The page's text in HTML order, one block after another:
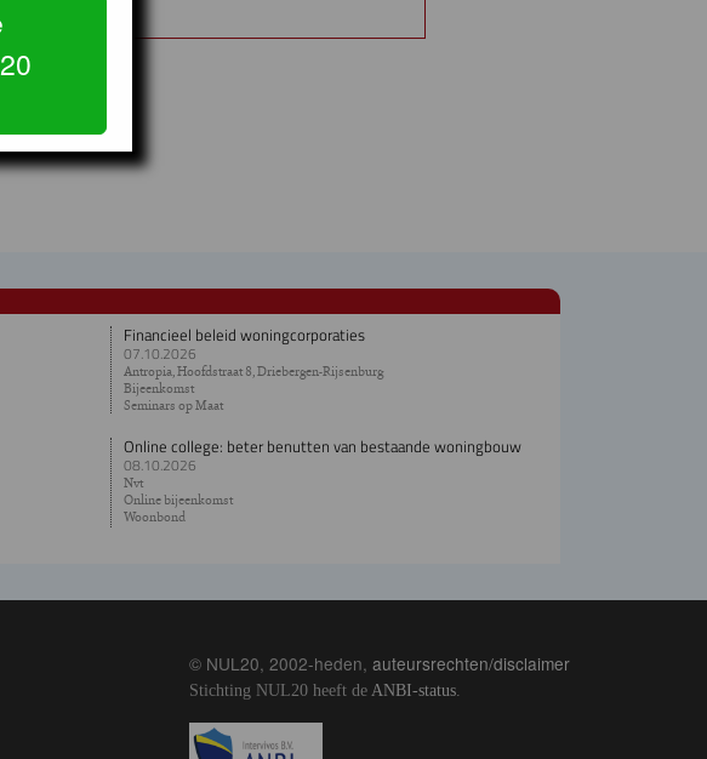
Financieel beleid woningcorporaties
07.10.2026
Antropia, Hoofdstraat 8, Driebergen-Rijsenburg
Bijeenkomst
Seminars op Maat
Online college: beter benutten van bestaande woningbouw
08.10.2026
Nvt
Online bijeenkomst
Woonbond
© NUL20, 2002-heden, auteursrechten/disclaimer
Stichting NUL20 heeft de ANBI-status.
Image